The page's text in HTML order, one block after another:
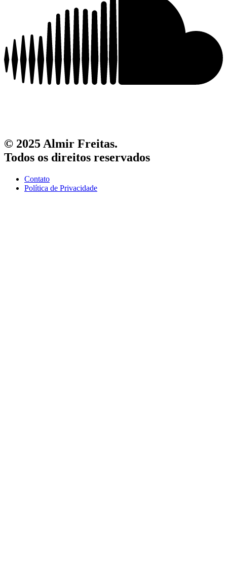
© 2025 Almir Freitas.
Todos os direitos reservados
Contato
Política de Privacidade